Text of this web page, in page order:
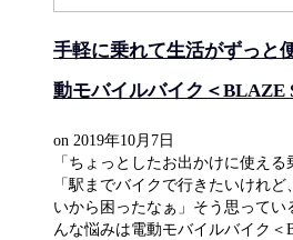
手軽に乗れて生活がずっと
動モバイルバイク＜BLAZE
on 2019年10月7日
「ちょっとしたお出かけに使える
「駅までバイクで行きたいけれ
いから困ったなぁ」そう思ってい
んな悩みは電動モバイルバイク＜